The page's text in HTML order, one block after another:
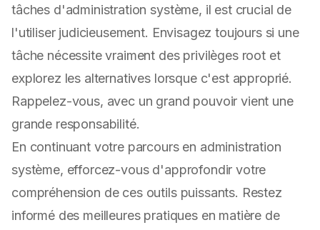
tâches d'administration système, il est crucial de
l'utiliser judicieusement. Envisagez toujours si une
tâche nécessite vraiment des privilèges root et
explorez les alternatives lorsque c'est approprié.
Rappelez-vous, avec un grand pouvoir vient une
grande responsabilité.
En continuant votre parcours en administration
système, efforcez-vous d'approfondir votre
compréhension de ces outils puissants. Restez
informé des meilleures pratiques en matière de